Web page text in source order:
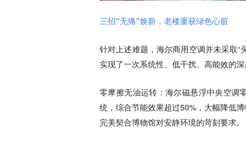
三招“无痛”焕新，老楼重获绿色心脏
针对上述难题，海尔商用空调并未采取“
实现了一次系统性、低干扰、高能效的深
零摩擦无油运转：海尔磁悬浮中央空调
统，综合节能效果超过50%，大幅降低
完美契合博物馆对安静环境的苛刻要求。